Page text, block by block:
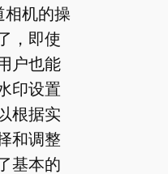
相机的操
，即使
户也能
印设置
根据实
和调整
基本的